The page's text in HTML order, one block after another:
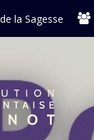
la Sagesse